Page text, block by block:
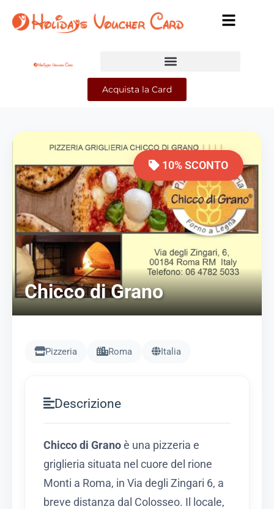
Acquista la Card
10% SCONTO
Chicco di Grano
Pizzeria Roma Italia
Descrizione
Chicco di Grano è una pizzeria e
griglieria situata nel cuore del rione
Monti a Roma, in Via degli Zingari 6, a
breve distanza dal Colosseo. Il locale,